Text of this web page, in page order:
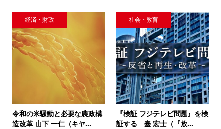
経済・財政
令和の米騒動と必要な農政構
造改革 山下 一仁（キヤ...
社会・教育
『検証 フジテレビ問題』を検
証する 臺 宏士（『放...